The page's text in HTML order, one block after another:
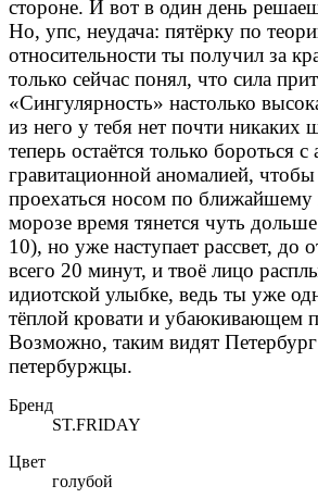
стороне. И вот в один день
Но, упс, неудача: пятёрку по
относительности ты получил за
только сейчас понял, что сила
«Сингулярность» настолько
из него у тебя нет почти
теперь остаётся только бороться с
гравитационной аномалией,
проехаться носом по
морозе время тянется чуть
10), но уже наступает рассвет, до
всего 20 минут, и твоё лицо
идиотской улыбке, ведь ты уже
тёплой кровати и убаюкивающем
Возможно, таким видят
петербуржцы.
Бренд
ST.FRIDAY
Цвет
голубой